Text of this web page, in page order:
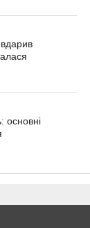
вдарив
основні